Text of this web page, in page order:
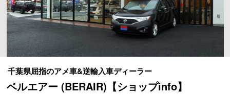
千葉県屈指のアメ車&逆輸入車ディーラー
ベルエアー (BERAIR)【ショップinfo】